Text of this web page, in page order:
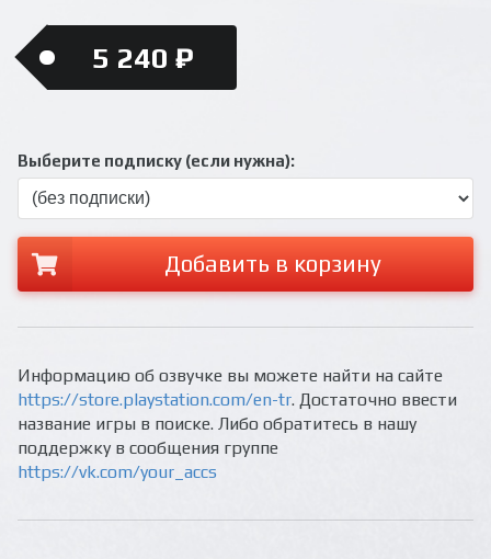
5 240 ₽
Выберите подписку (если нужна):
Добавить в корзину
Информацию об озвучке вы можете найти на сайте
https://store.playstation.com/en-tr. Достаточно ввести
название игры в поиске. Либо обратитесь в нашу
поддержку в сообщения группе
https://vk.com/your_accs